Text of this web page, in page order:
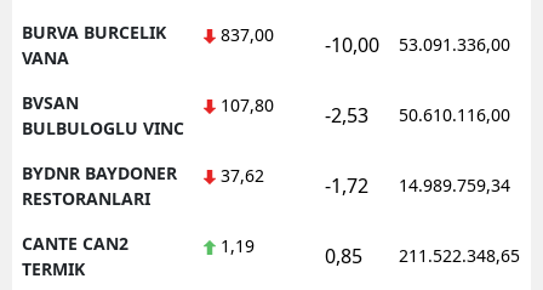
BURVA BURCELIK
VANA
837,00 -10,00 53.091.336,00
BVSAN
BULBULOGLU VINC
107,80 -2,53 50.610.116,00
BYDNR BAYDONER
RESTORANLARI
37,62 -1,72 14.989.759,34
CANTE CAN2
TERMIK
1,19 0,85 211.522.348,65